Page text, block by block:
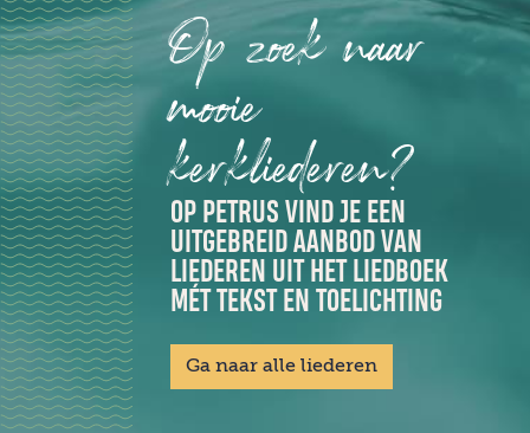
Op zoek naar
mooie
kerkliederen?
OP PETRUS VIND JE EEN
UITGEBREID AANBOD VAN
LIEDEREN UIT HET LIEDBOEK
MÉT TEKST EN TOELICHTING
Ga naar alle liederen